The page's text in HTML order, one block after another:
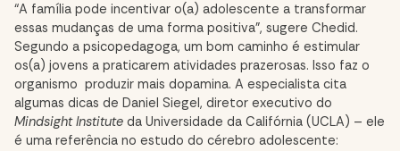
“A família pode incentivar o(a) adolescente a transformar
essas mudanças de uma forma positiva”, sugere Chedid.
Segundo a psicopedagoga, um bom caminho é estimular
os(a) jovens a praticarem atividades prazerosas. Isso faz o
organismo produzir mais dopamina. A especialista cita
algumas dicas de Daniel Siegel, diretor executivo do
Mindsight Institute da Universidade da Califórnia (UCLA) – ele
é uma referência no estudo do cérebro adolescente: